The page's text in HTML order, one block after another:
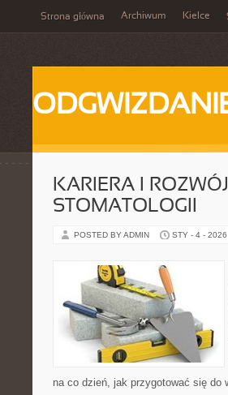
Strona główna Archiwum Kielce
KARIERA I
STOMATOLOGII
POSTED BY ADMIN STY - 4 - 2026
na co dzień, jak przygotować się